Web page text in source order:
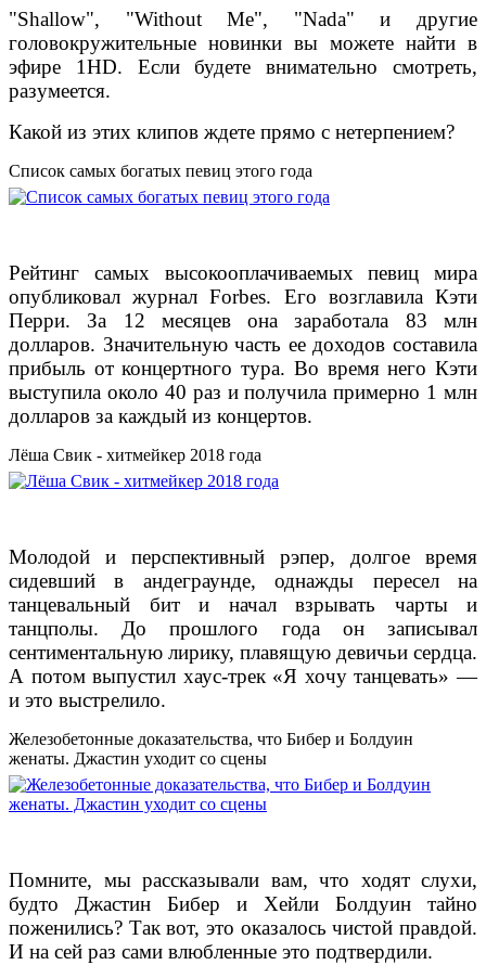
"Shallow", "Without Me", "Nada" и другие
головокружительные новинки вы можете найти в
эфире 1HD. Если будете внимательно смотреть,
разумеется.
Какой из этих клипов ждете прямо с нетерпением?
Список самых богатых певиц этого года
Рейтинг самых высокооплачиваемых певиц мира
опубликовал журнал Forbes. Его возглавила Кэти
Перри. За 12 месяцев она заработала 83 млн
долларов. Значительную часть ее доходов составила
прибыль от концертного тура. Во время него Кэти
выступила около 40 раз и получила примерно 1 млн
долларов за каждый из концертов.
Лёша Свик - хитмейкер 2018 года
Молодой и перспективный рэпер, долгое время
сидевший в андеграунде, однажды пересел на
танцевальный бит и начал взрывать чарты и
танцполы. До прошлого года он записывал
сентиментальную лирику, плавящую девичьи сердца.
А потом выпустил хаус-трек «Я хочу танцевать» —
и это выстрелило.
Железобетонные доказательства, что Бибер и Болдуин
женаты. Джастин уходит со сцены
Помните, мы рассказывали вам, что ходят слухи,
будто Джастин Бибер и Хейли Болдуин тайно
поженились? Так вот, это оказалось чистой правдой.
И на сей раз сами влюбленные это подтвердили.